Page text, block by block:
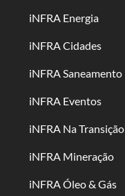
iNFRA Energia
iNFRA Cidades
iNFRA Saneamento
iNFRA Eventos
iNFRA Na Transição
iNFRA Mineração
iNFRA Óleo & Gás